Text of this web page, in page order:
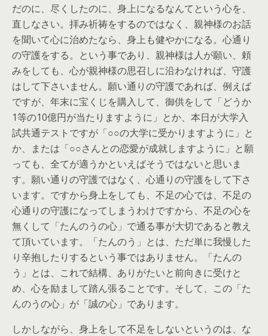
だのに、尽くしたのに、身上になるなんてという心を、
直しなさい。拝み祈祷をするのではなく、親神様のお話
を聞いて心に治めたなら、身上も健やかになる。心通り
の守護をする。という事であり、親神様は人が願い、頼
みをしても、心が親神様の思召しに沿わなければ、守護
はして下さいません。願い通りの守護であれば、例えば
ですが、年末に宝くじを購入して、御供をして「どうか
1等の10億円が当たりますように」とか、本日が大学入
試共通テストですが「○○の大学に受かりますように」と
か、または「○○さんとの恋愛が成就しますように」と願
っても、全てが適うかといえばそうではないと思いま
す。願い通りの守護ではなく、心通りの守護をして下さ
います。ですから身上をしても、不足の心では、不足の
心通りの守護になってしまうわけですから、不足の心を
無くして「たんのうの心」で通る事が大切であると教え
て頂いています。「たんのう」とは、ただ単に我慢した
り辛抱したりするという事ではありません。「たんの
う」とは、これで結構、ありがたいと前向きに受けと
め、心を励まして踏ん張ることです。そして、この「た
んのうの心」が「誠の心」であります。
しかしながら、身上をして不足をしないというのは、な